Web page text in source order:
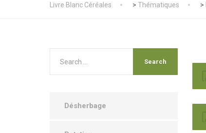
Livre Blanc Céréales > Thématiques >
Désherbage